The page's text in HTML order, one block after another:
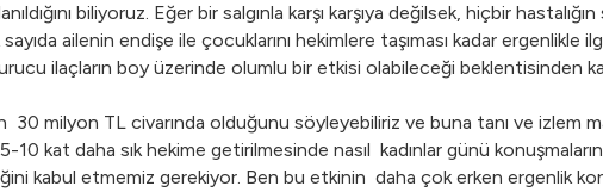
biliyoruz. Eğer bir salgınla karşı karşıya değilsek, hiçbir hastalığın
ailenin endişe ile çocuklarını hekimlere taşıması kadar ergenlikle
ilaçların boy üzerinde olumlu bir etkisi olabileceği beklentisinden
30 milyon TL civarında olduğunu söyleyebiliriz ve buna tanı ve izlem
10 kat daha sık hekime getirilmesinde nasıl kadınlar günü
kabul etmemiz gerekiyor. Ben bu etkinin daha çok erken ergenlik